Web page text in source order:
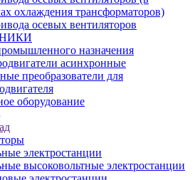
охлаждения трансформаторов)
осевых вентиляторов
назначения
асинхронные
преобразователи для
оборудование
электростанции
высоковольтные электростанции